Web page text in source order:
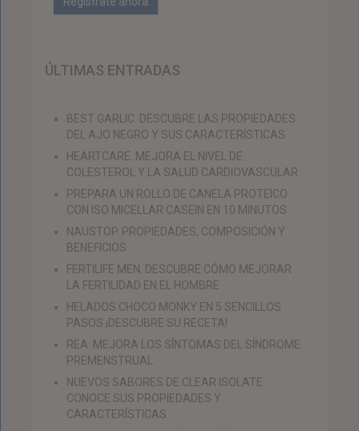
ÚLTIMAS ENTRADAS
BEST GARLIC. DESCUBRE LAS PROPIEDADES
DEL AJO NEGRO Y SUS CARACTERÍSTICAS
HEARTCARE. MEJORA EL NIVEL DE
COLESTEROL Y LA SALUD CARDIOVASCULAR
PREPARA UN ROLLO DE CANELA PROTEICO
CON ISO MICELLAR CASEIN EN 10 MINUTOS
NAUSTOP. PROPIEDADES, COMPOSICIÓN Y
BENEFICIOS
FERTILIFE MEN. DESCUBRE CÓMO MEJORAR
LA FERTILIDAD EN EL HOMBRE
HELADOS CHOCO MONKY EN 5 SENCILLOS
PASOS ¡DESCUBRE SU RECETA!
REA: MEJORA LOS SÍNTOMAS DEL SÍNDROME
PREMENSTRUAL
NUEVOS SABORES DE CLEAR ISOLATE:
CONOCE SUS PROPIEDADES Y
CARACTERÍSTICAS